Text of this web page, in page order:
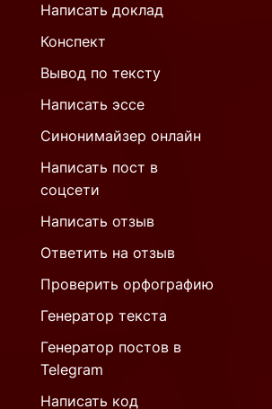
Написать доклад
Конспект
Вывод по тексту
Написать эссе
Синонимайзер онлайн
Написать пост в
соцсети
Написать отзыв
Ответить на отзыв
Проверить орфографию
Генератор текста
Генератор постов в
Telegram
Написать код